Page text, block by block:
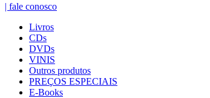
| fale conosco
Livros
CDs
DVDs
VINIS
Outros produtos
PREÇOS ESPECIAIS
E-Books